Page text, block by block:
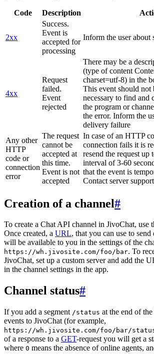
Code Description
2xx
Success.
Event is
accepted for
processing
Inform the user about
4xx
Request
failed.
Event
rejected
There may be a
(type of content
charset=utf-8) in the
This event should not
necessary to find and
the program or
the error. Inform the
delivery failure
Any other
HTTP
code or
connection
error
The request
cannot be
accepted at
this time.
Event is not
accepted
In case of an HTTP
connection fails it is
resend the request up
interval of 3-60
that the event is
Contact server support
Creation of a channel#
To create a Chat API channel in JivoChat, use
Once created, a URL, that you can use to
will be available to you in the settings of the
https://wh.jivosite.com/foo/bar. To
JivoChat, set up a custom server and add the
in the channel settings in the app.
Channel status#
If you add a segment /status at the end of
events to JivoChat (for example,
https://wh.jivosite.com/foo/bar/
of a response to a GET-request you will get a
where 0 means the absence of online agents,